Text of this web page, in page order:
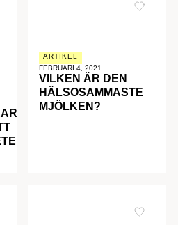
ARTIKEL
FEBRUARI 4, 2021
VILKEN ÄR DEN
HÄLSOSAMMASTE
MJÖLKEN?